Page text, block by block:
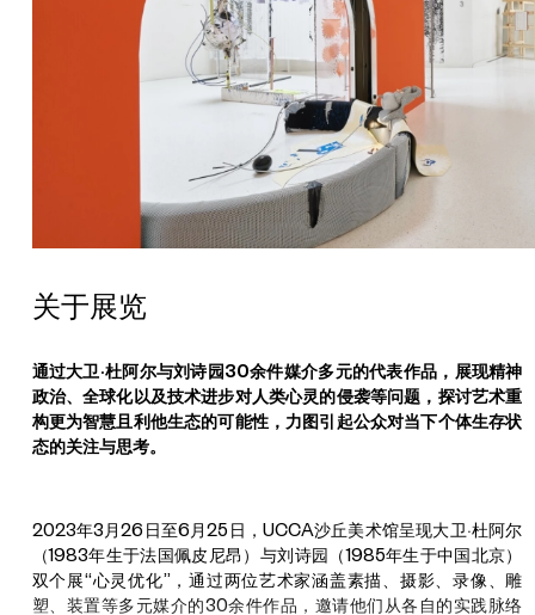
关于展览
通过大卫·杜阿尔与刘诗园30余件媒介多元的代表作品，展现精神
政治、全球化以及技术进步对人类心灵的侵袭等问题，探讨艺术重
构更为智慧且利他生态的可能性，力图引起公众对当下个体生存状
态的关注与思考。
2023年3月26日至6月25日，UCCA沙丘美术馆呈现大卫·杜阿尔
（1983年生于法国佩皮尼昂）与刘诗园（1985年生于中国北京）
双个展“心灵优化”，通过两位艺术家涵盖素描、摄影、录像、雕
塑、装置等多元媒介的30余件作品，邀请他们从各自的实践脉络
园
《
惩
罚
的
我
N
o